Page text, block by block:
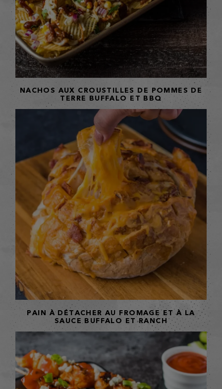
NACHOS AUX CROUSTILLES DE POMMES DE
TERRE BUFFALO ET BBQ
PAIN À DÉTACHER AU FROMAGE ET À LA
SAUCE BUFFALO ET RANCH